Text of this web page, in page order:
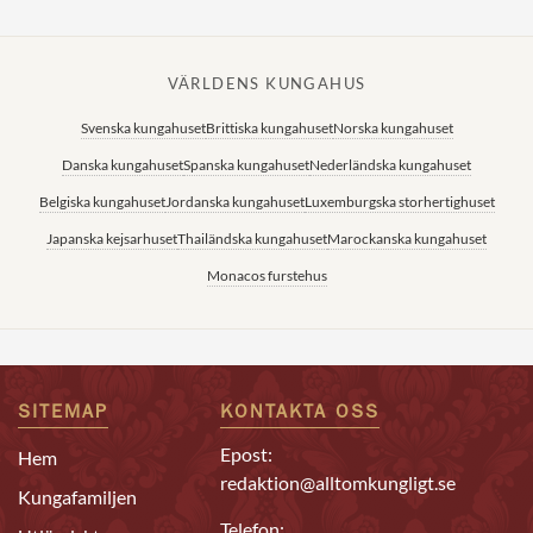
VÄRLDENS KUNGAHUS
Svenska kungahusetBrittiska kungahusetNorska kungahuset
Danska kungahusetSpanska kungahusetNederländska kungahuset
Belgiska kungahusetJordanska kungahusetLuxemburgska storhertighuset
Japanska kejsarhusetThailändska kungahusetMarockanska kungahuset
Monacos furstehus
SITEMAP
Hem
Kungafamiljen
KONTAKTA OSS
Epost:
redaktion@alltomkungligt.se